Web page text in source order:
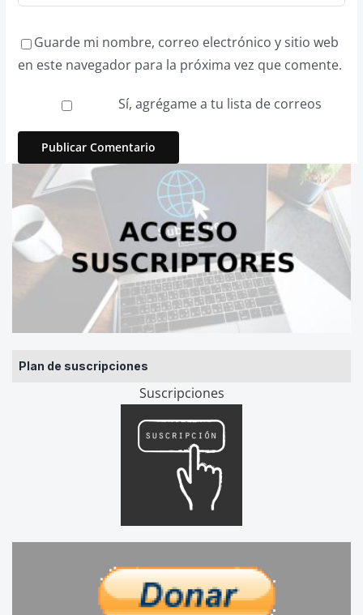
Plan de suscripciones
Suscripciones
Guarde mi nombre, correo electrónico y sitio web
en este navegador para la próxima vez que comente.
Sí, agrégame a tu lista de correos